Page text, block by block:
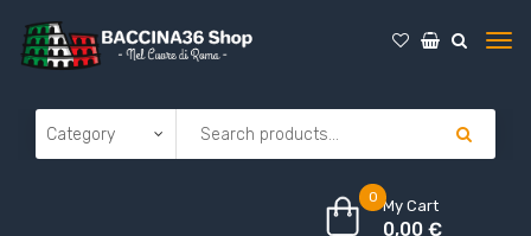
0 My Cart
0,00€